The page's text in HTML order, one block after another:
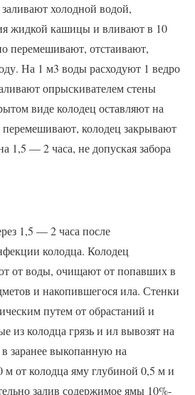
холодной водой,
жидкой кашицы и вливают в 10
перемешивают, отстаивают,
На 1 м3 воды расходуют 1 ведро
опрыскивателем стены
виде колодец оставляют на
колодец закрывают
1,5 — 2 часа, не допуская забора
1,5 — 2 часа после
колодца. Колодец
от воды, очищают от попавших в
и накопившегося ила. Стенки
путем от обрастаний и
из колодца грязь и ил вывозят на
заранее выкопанную на
м от колодца яму глубиной 0,5 м и
залив содержимое ямы 10%-